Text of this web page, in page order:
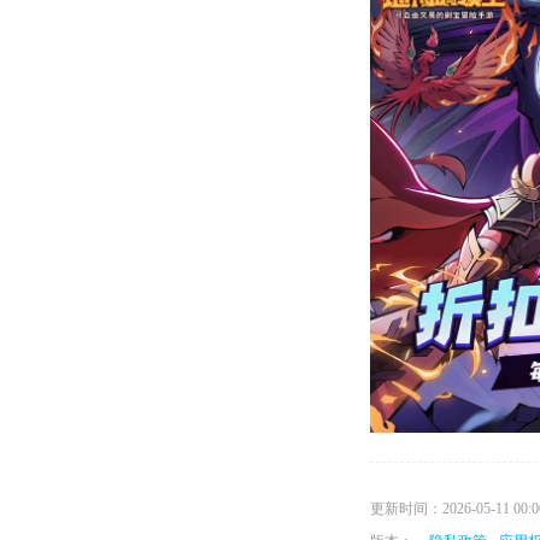
更新时间：2026-05-11